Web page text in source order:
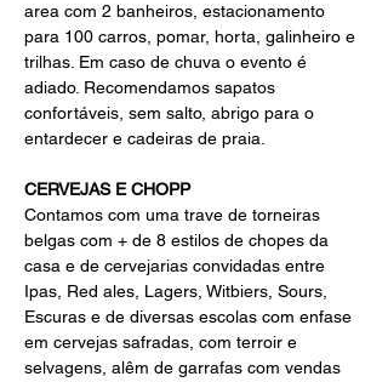
area com 2 banheiros, estacionamento
para 100 carros, pomar, horta, galinheiro e
trilhas. Em caso de chuva o evento é
adiado. Recomendamos sapatos
confortáveis, sem salto, abrigo para o
entardecer e cadeiras de praia.
CERVEJAS E CHOPP
Contamos com uma trave de torneiras
belgas com + de 8 estilos de chopes da
casa e de cervejarias convidadas entre
Ipas, Red ales, Lagers, Witbiers, Sours,
Escuras e de diversas escolas com enfase
em cervejas safradas, com terroir e
selvagens, alêm de garrafas com vendas